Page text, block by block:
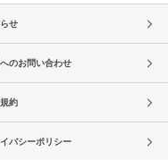
せ
のお問い合わせ
約
バシーポリシー